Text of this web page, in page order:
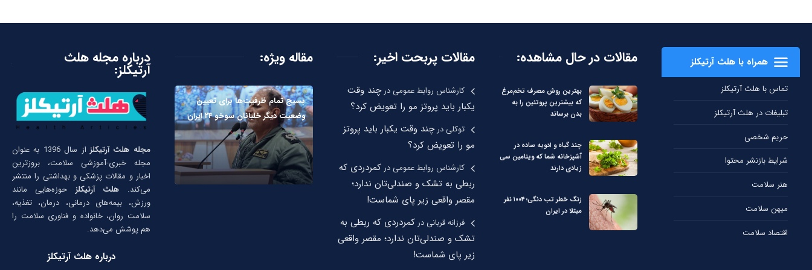
همراه با هلث آرتیکلز
تماس با هلث آرتیکلز
تبلیغات در هلث آرتیکلز
حریم شخصی
شرایط بازنشر محتوا
هنر سلامت
میهن سلامت
اقتصاد سلامت
مقالات در حال مشاهده:
بهترین روش مصرف تخم‌مرغ
که بیشترین پروتئین را به
بدن برساند
چند گیاه و ادویه ساده در
آشپزخانه شما که ویتامین سی
زیادی دارند
زنگ خطر تب دنگی؛ ۱۰۰۴ نفر
مبتلا در ایران
مقالات پربحت اخیر:
کارشناس روابط عمومیدرچند وقت
یکبار باید پروتز مو را تعویض کرد؟
توکلیدرچند وقت یکبار باید پروتز
مو را تعویض کرد؟
کارشناس روابط عمومیدر کمردردی که
ربطی به تشک و صندلی‌تان ندارد؛
مقصر واقعی زیر پای شماست!
فرزانه قربانیدر کمردردی که ربطی به
تشک و صندلی‌تان ندارد؛ مقصر واقعی
زیر پای شماست!
مقاله ویژه:
بسیج تمام ظرفیت‌ها برای تعیین
وضعیت دیگر خلبانان سوخو ۲۴ ایران
درباره مجله هلث
آرتیکلز:
مجله هلث آرتیکلز
از سال 1396 به عنوان
مجله خبری-آموزشی سلامت، بروزترین
اخبار و مقالات پزشکی و بهداشتی را منتشر
می‌کند. هلث آرتیکلز حوزه‌هایی مانند
ورزش، بیمه‌های درمانی، درمان، تغذیه،
سلامت روان، خانواده و فناوری سلامت را
هم پوشش می‌دهد.
درباره هلث آرتیکلز